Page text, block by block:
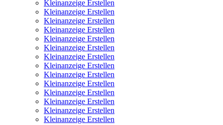
Kleinanzeige Erstellen
Kleinanzeige Erstellen
Kleinanzeige Erstellen
Kleinanzeige Erstellen
Kleinanzeige Erstellen
Kleinanzeige Erstellen
Kleinanzeige Erstellen
Kleinanzeige Erstellen
Kleinanzeige Erstellen
Kleinanzeige Erstellen
Kleinanzeige Erstellen
Kleinanzeige Erstellen
Kleinanzeige Erstellen
Kleinanzeige Erstellen